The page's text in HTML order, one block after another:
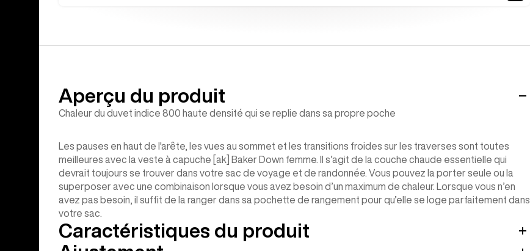
Aperçu du produit
Chaleur du duvet indice 800 haute densité qui se replie dans sa propre poche
Les pauses en haut de l'arête, les vues au sommet et les transitions froides sur les traverses sont toutes
meilleures avec la veste à capuche [ak] Baker Down femme. Il s’agit de la couche chaude essentielle qui
devrait toujours se trouver dans votre sac de voyage et de randonnée. Vous pouvez la porter seule ou la
superposer avec une combinaison lorsque vous avez besoin d’un maximum de chaleur. Lorsque vous n’en
avez pas besoin, il suffit de la ranger dans sa pochette de rangement pour qu’elle se loge parfaitement dans
votre sac.
Caractéristiques du produit